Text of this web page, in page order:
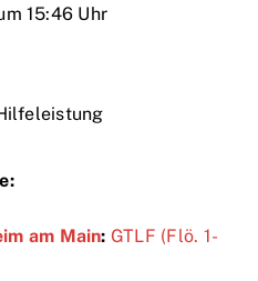
15:46 Uhr
am Main: GTLF (Flö. 1-